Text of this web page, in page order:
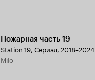
Пожарная часть 19
Station 19, Сериал, 2018–2024
Milo